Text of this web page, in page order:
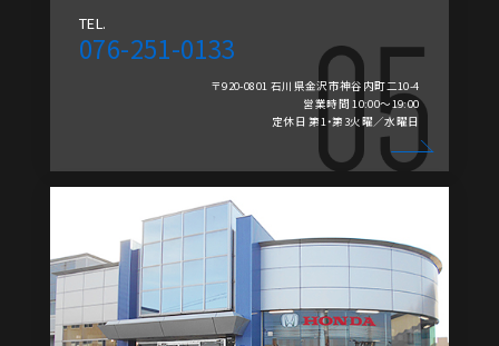
TEL.
076-251-0133
〒920-0801 石川県金沢市神谷内町二10-4
営業時間 10:00～19:00
定休日 第1・第3火曜／水曜日